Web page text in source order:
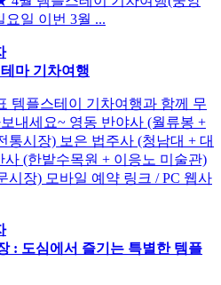
요일 이번 3월 ...
마 기차여행
템플스테이 기차여행과 함께 무
내세요~ 영동 반야사 (월류봉 +
통시장) 보은 법주사 (청남대 + 대
(한밭수목원 + 이응노 미술관)
시장) 모바일 예약 링크 / PC 웹사
: 도심에서 즐기는 특별한 템플